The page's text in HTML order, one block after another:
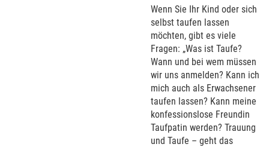
Wenn Sie Ihr Kind oder sich
selbst taufen lassen
möchten, gibt es viele
Fragen: „Was ist Taufe?
Wann und bei wem müssen
wir uns anmelden? Kann ich
mich auch als Erwachsener
taufen lassen? Kann meine
konfessionslose Freundin
Taufpatin werden? Trauung
und Taufe – geht das